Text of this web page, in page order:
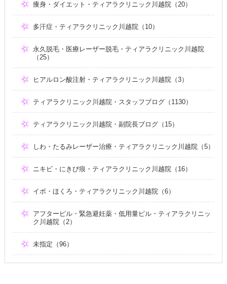
痩身・ダイエット・ティアラクリニック川越院（20）
多汗症・ティアラクリニック川越院（10）
永久脱毛・医療レーザー脱毛・ティアラクリニック川越院
（25）
ヒアルロン酸注射・ティアラクリニック川越院（3）
ティアラクリニック川越院・スタッフブログ（1130）
ティアラクリニック川越院・副院長ブログ（15）
しわ・たるみレーザー治療・ティアラクリニック川越院（5）
ニキビ・にきび痕・ティアラクリニック川越院（16）
イボ・ほくろ・ティアラクリニック川越院（6）
アフターピル・緊急避妊薬・低用量ピル・ティアラクリニッ
ク川越院（2）
未指定（96）